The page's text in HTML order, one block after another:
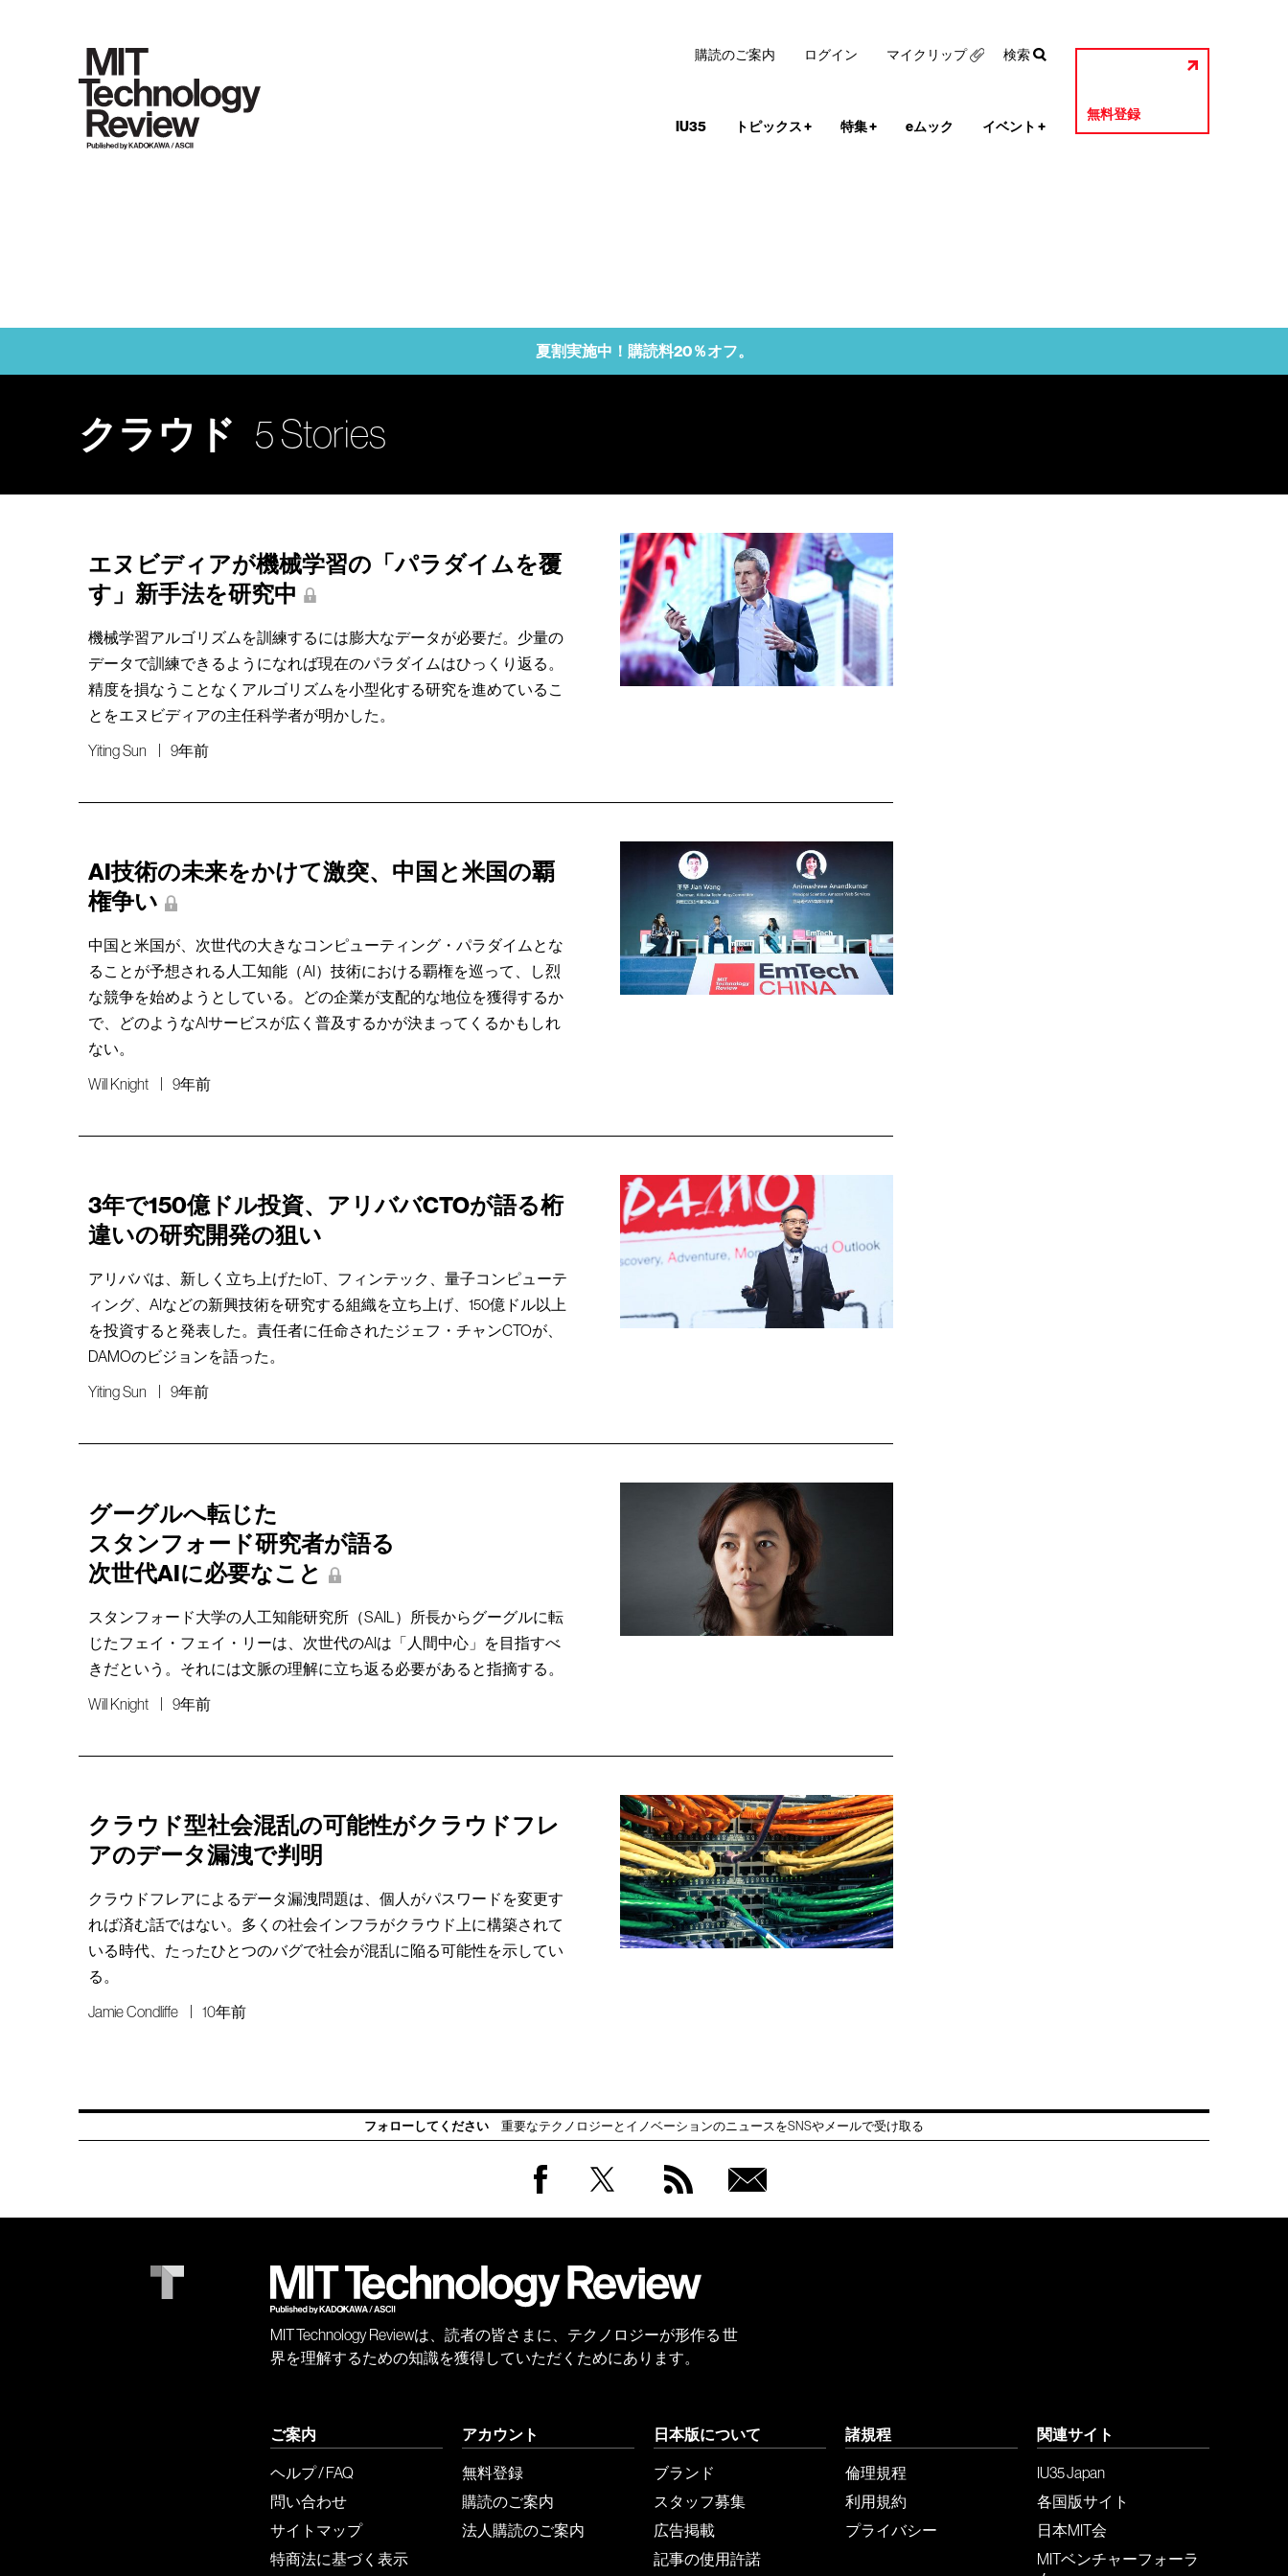
IU35 トピックス+ 特集+ eムック イベント +
無料登録
購読のご案内 ログイン マイクリップ 検索
夏割実施中！購読料20％オフ。
クラウド 5 Stories
エヌビディアが機械学習の「パラダイムを覆
す」新手法を研究中
機械学習アルゴリズムを訓練するには膨大なデータが必要だ。少量の
データで訓練できるようになれば現在のパラダイムはひっくり返る。
精度を損なうことなくアルゴリズムを小型化する研究を進めているこ
とをエヌビディアの主任科学者が明かした。
Yiting Sun 9年前
AI技術の未来をかけて激突、中国と米国の覇
権争い
中国と米国が、次世代の大きなコンピューティング・パラダイムとな
ることが予想される人工知能（AI）技術における覇権を巡って、し烈
な競争を始めようとしている。どの企業が支配的な地位を獲得するか
で、どのようなAIサービスが広く普及するかが決まってくるかもしれ
ない。
Will Knight 9年前
3年で150億ドル投資、アリババCTOが語る桁
違いの研究開発の狙い
アリババは、新しく立ち上げたIoT、フィンテック、量子コンピューテ
ィング、AIなどの新興技術を研究する組織を立ち上げ、150億ドル以上
を投資すると発表した。責任者に任命されたジェフ・チャンCTOが、
DAMOのビジョンを語った。
Yiting Sun 9年前
グーグルへ転じた
スタンフォード研究者が語る
次世代AIに必要なこと
スタンフォード大学の人工知能研究所（SAIL）所長からグーグルに転
じたフェイ・フェイ・リーは、次世代のAIは「人間中心」を目指すべ
きだという。それには文脈の理解に立ち返る必要があると指摘する。
Will Knight 9年前
クラウド型社会混乱の可能性がクラウドフレ
アのデータ漏洩で判明
クラウドフレアによるデータ漏洩問題は、個人がパスワードを変更す
れば済む話ではない。多くの社会インフラがクラウド上に構築されて
いる時代、たったひとつのバグで社会が混乱に陥る可能性を示してい
る。
Jamie Condliffe 10年前
フォローしてください 重要なテクノロジーとイノベーションのニュースをSNSやメールで受け取る
会員
MIT Technology Reviewは、読者の皆さまに、テクノロジーが形作る 世
界を理解するための知識を獲得していただくためにあります。
ご案内
ヘルプ / FAQ
問い合わせ
サイトマップ
特商法に基づく表示
アカウント
無料登録
購読のご案内
法人購読のご案内
日本版について
ブランド
スタッフ募集
広告掲載
記事の使用許諾
諸規程
倫理規程
利用規約
プライバシー
関連サイト
IU35 Japan
各国版サイト
日本MIT会
MITベンチャーフォーラ